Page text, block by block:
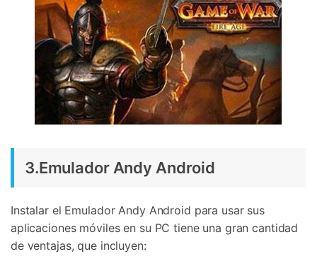
3.Emulador Andy Android
Instalar el Emulador Andy Android para usar sus
aplicaciones móviles en su PC tiene una gran cantidad
de ventajas, que incluyen: